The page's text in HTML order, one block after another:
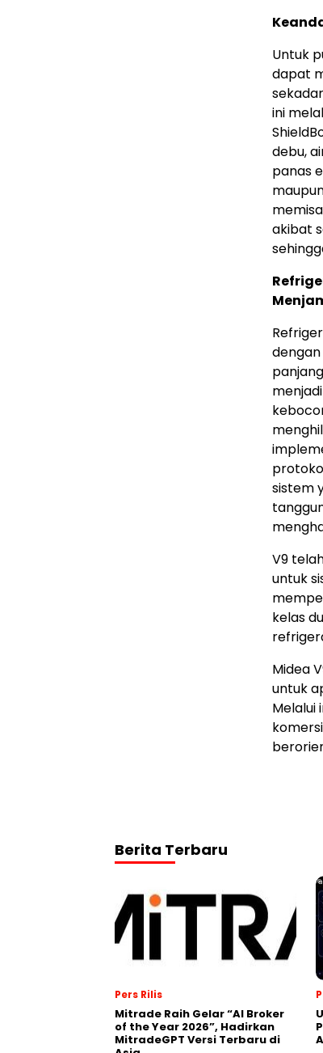
Untuk
dapat
ini
debu,
panas
akibat
sistem
V9
untuk
kelas
Midea
untuk
Melalui
Berita Terbaru
Pers Rilis
Mitrade Raih Gelar “AI Broker
of the Year 2026”, Hadirkan
MitradeGPT Versi Terbaru di